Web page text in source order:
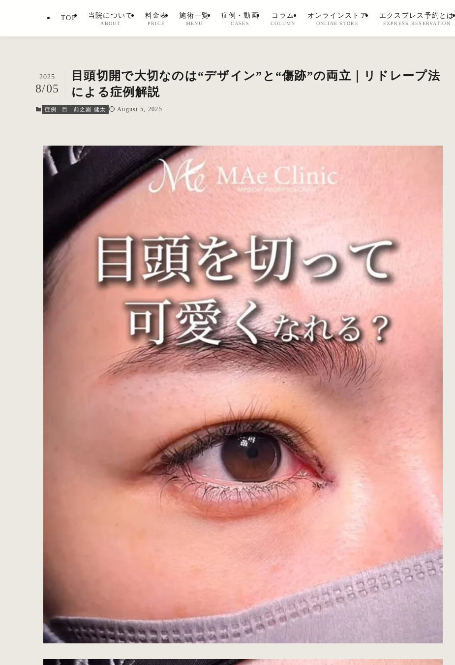
TOP 当院について
ABOUT
料金表
PRICE
施術一覧
MENU
症例・動画
CASES
コラム
COLUMN
オンラインストア
ONLINE STORE
エクスプレス予約とは
EXPRESS RESERVATION
目頭切開で大切なのは“デザイン”と“傷跡”の両立｜リドレープ法
による症例解説
2025
8/05
症例 目 前之園 健太 August 5, 2025